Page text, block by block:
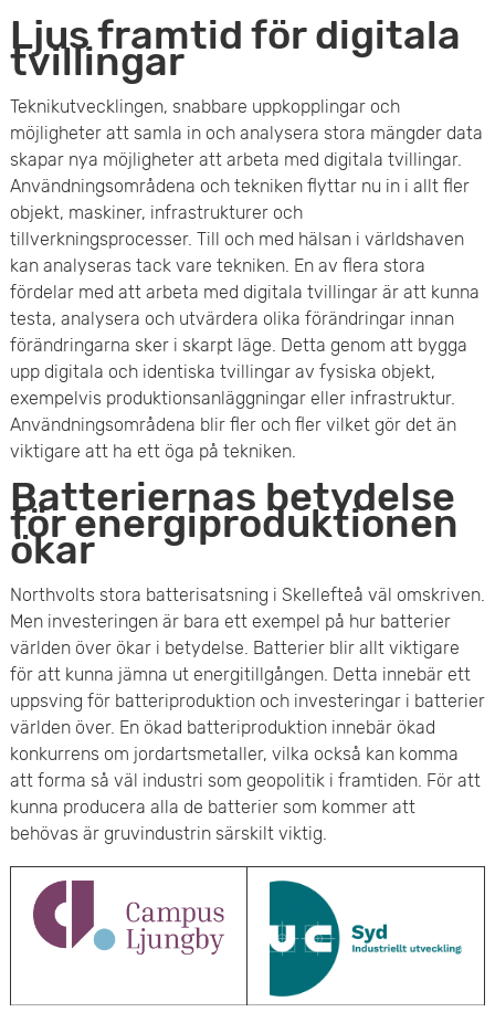
Ljus framtid för digitala
tvillingar
Teknikutvecklingen, snabbare uppkopplingar och
möjligheter att samla in och analysera stora mängder data
skapar nya möjligheter att arbeta med digitala tvillingar.
Användningsområdena och tekniken flyttar nu in i allt fler
objekt, maskiner, infrastrukturer och
tillverkningsprocesser. Till och med hälsan i världshaven
kan analyseras tack vare tekniken. En av flera stora
fördelar med att arbeta med digitala tvillingar är att kunna
testa, analysera och utvärdera olika förändringar innan
förändringarna sker i skarpt läge. Detta genom att bygga
upp digitala och identiska tvillingar av fysiska objekt,
exempelvis produktionsanläggningar eller infrastruktur.
Användningsområdena blir fler och fler vilket gör det än
viktigare att ha ett öga på tekniken.
Batteriernas betydelse
för energiproduktionen
ökar
Northvolts stora batterisatsning i Skellefteå väl omskriven.
Men investeringen är bara ett exempel på hur batterier
världen över ökar i betydelse. Batterier blir allt viktigare
för att kunna jämna ut energitillgången. Detta innebär ett
uppsving för batteriproduktion och investeringar i batterier
världen över. En ökad batteriproduktion innebär ökad
konkurrens om jordartsmetaller, vilka också kan komma
att forma så väl industri som geopolitik i framtiden. För att
kunna producera alla de batterier som kommer att
behövas är gruvindustrin särskilt viktig.